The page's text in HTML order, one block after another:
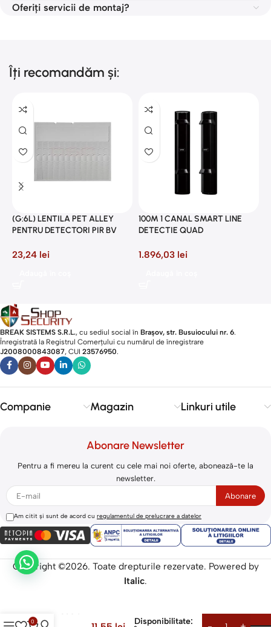
Oferiți servicii de montaj?
Îți recomandăm și:
(G:6L) LENTILA PET ALLEY
PENTRU DETECTORI PIR BV
23,24 lei
100M 1 CANAL SMART LINE
DETECTIE QUAD
1.896,03 lei
BREAK SISTEMS S.R.L., cu sediul social în Brașov, str. Busuiocului nr. 6.
Înregistrată la Registrul Comerțului cu numărul de înregistrare
J2008000843087, CUI 23576950.​
Companie Magazin Linkuri utile
Abonare Newsletter
Pentru a fi mereu la curent cu cele mai noi oferte, abonează-te la
newsletter.
Am citit și sunt de acord cu regulamentul de prelucrare a datelor
Copyright ©2026. Toate drepturile rezervate. Powered by
Italic.
de
Disponibilitate:
0